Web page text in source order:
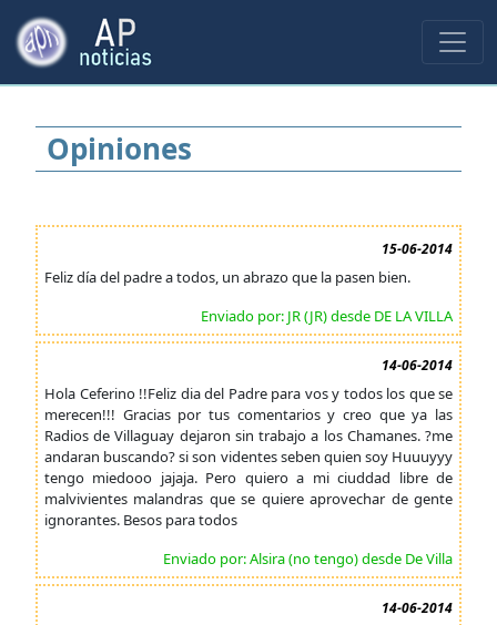
Opiniones
15-06-2014
Feliz día del padre a todos, un abrazo que la pasen bien.
Enviado por: JR (JR) desde DE LA VILLA
14-06-2014
Hola Ceferino !!Feliz dia del Padre para vos y todos los que se
merecen!!! Gracias por tus comentarios y creo que ya las
Radios de Villaguay dejaron sin trabajo a los Chamanes. ?me
andaran buscando? si son videntes seben quien soy Huuuyyy
tengo miedooo jajaja. Pero quiero a mi ciuddad libre de
malvivientes malandras que se quiere aprovechar de gente
ignorantes. Besos para todos
Enviado por: Alsira (no tengo) desde De Villa
14-06-2014